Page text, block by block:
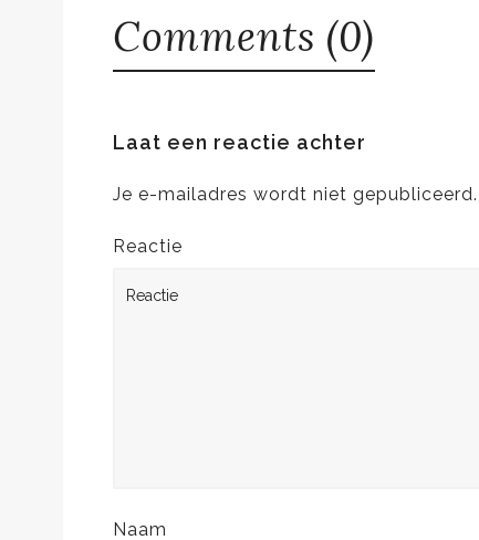
Comments (0)
Laat een reactie achter
Je e-mailadres wordt niet gepubliceerd.
Reactie
Naam